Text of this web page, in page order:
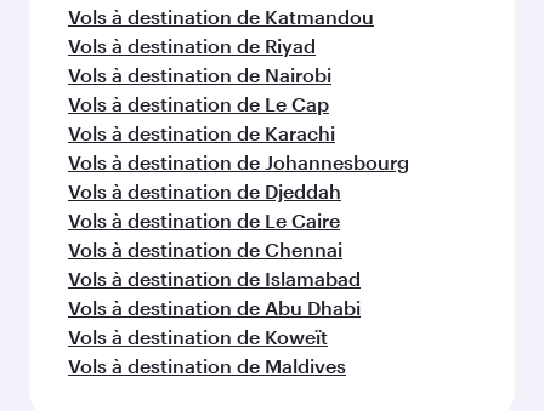
Vols à destination de Katmandou
Vols à destination de Riyad
Vols à destination de Nairobi
Vols à destination de Le Cap
Vols à destination de Karachi
Vols à destination de Johannesbourg
Vols à destination de Djeddah
Vols à destination de Le Caire
Vols à destination de Chennai
Vols à destination de Islamabad
Vols à destination de Abu Dhabi
Vols à destination de Koweït
Vols à destination de Maldives